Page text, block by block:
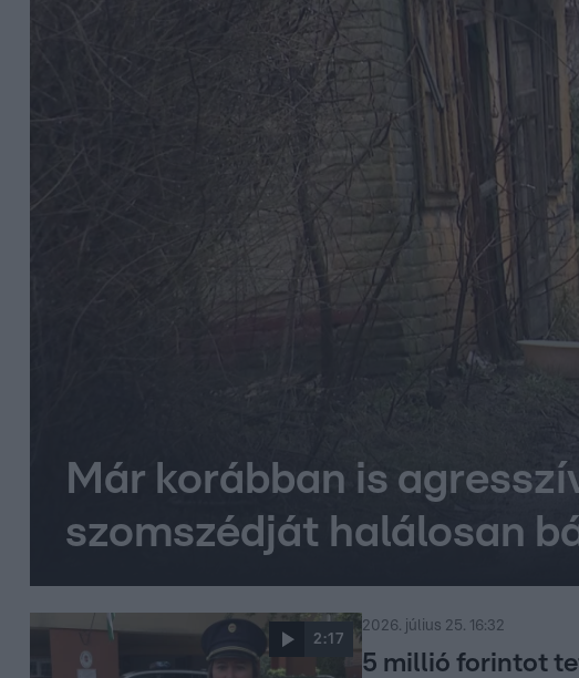
Már korábban is
szomszédját halálosan
2:17
2026. július 25. 16:32
5 millió forintot